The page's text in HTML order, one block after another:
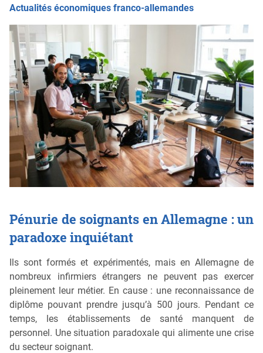
Actualités économiques franco-allemandes
Pénurie de soignants en Allemagne : un
paradoxe inquiétant
Ils sont formés et expérimentés, mais en Allemagne de
nombreux infirmiers étrangers ne peuvent pas exercer
pleinement leur métier. En cause : une reconnaissance de
diplôme pouvant prendre jusqu’à 500 jours. Pendant ce
temps, les établissements de santé manquent de
personnel. Une situation paradoxale qui alimente une crise
du secteur soignant.